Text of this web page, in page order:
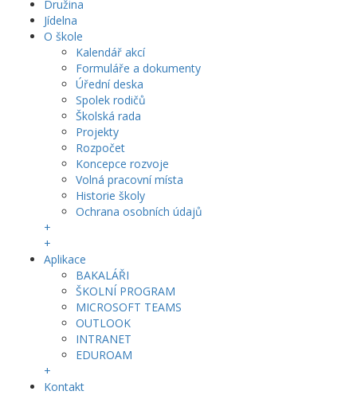
Družina
Jídelna
O škole
Kalendář akcí
Formuláře a dokumenty
Úřední deska
Spolek rodičů
Školská rada
Projekty
Rozpočet
Koncepce rozvoje
Volná pracovní místa
Historie školy
Ochrana osobních údajů
+
+
Aplikace
BAKALÁŘI
ŠKOLNÍ PROGRAM
MICROSOFT TEAMS
OUTLOOK
INTRANET
EDUROAM
+
Kontakt